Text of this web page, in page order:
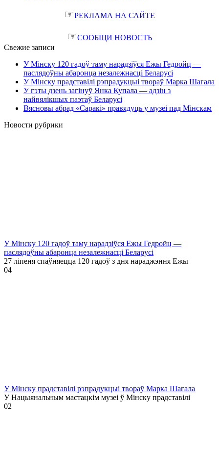
☞РЕКЛАМА НА САЙТЕ
☞СООБЩИ НОВОСТЬ
Свежие записи
У Мінску 120 гадоў таму нарадзіўся Ежы Гедройц —
паслядоўны абаронца незалежнасці Беларусі
У Мінску прадставілі рэпрадукцыі твораў Марка Шагала
У гэты дзень загінуў Янка Купала — адзін з
найвялікшых паэтаў Беларусі
Вясновы абрад «Саракі» правядуць у музеі пад Мінскам
Новости рубрики
У Мінску 120 гадоў таму нарадзіўся Ежы Гедройц —
паслядоўны абаронца незалежнасці Беларусі
27 ліпеня спаўняецца 120 гадоў з дня нараджэння Ежы
04
У Мінску прадставілі рэпрадукцыі твораў Марка Шагала
У Нацыянальным мастацкім музеі ў Мінску прадставілі
02